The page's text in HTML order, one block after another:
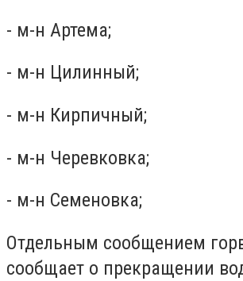
- м-н Артема;
- м-н Цилинный;
- м-н Кирпичный;
- м-н Черевковка;
- м-н Семеновка;
Отдельным сообщением
сообщает о прекращении